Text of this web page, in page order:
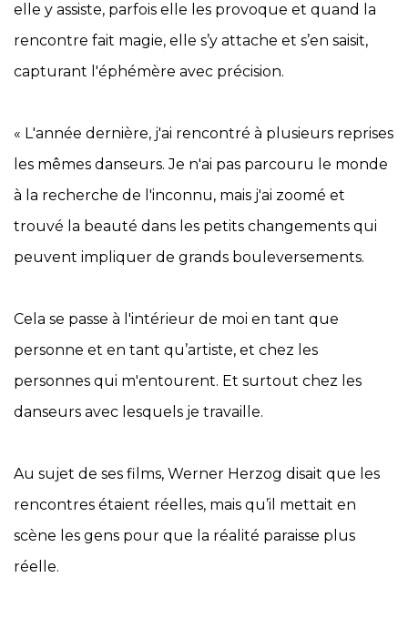
elle y assiste, parfois elle les provoque et quand la
rencontre fait magie, elle s’y attache et s’en saisit,
capturant l'éphémère avec précision.
« L'année dernière, j'ai rencontré à plusieurs reprises
les mêmes danseurs. Je n'ai pas parcouru le monde
à la recherche de l'inconnu, mais j'ai zoomé et
trouvé la beauté dans les petits changements qui
peuvent impliquer de grands bouleversements.
Cela se passe à l'intérieur de moi en tant que
personne et en tant qu’artiste, et chez les
personnes qui m'entourent. Et surtout chez les
danseurs avec lesquels je travaille.
Au sujet de ses films, Werner Herzog disait que les
rencontres étaient réelles, mais qu’il mettait en
scène les gens pour que la réalité paraisse plus
réelle.